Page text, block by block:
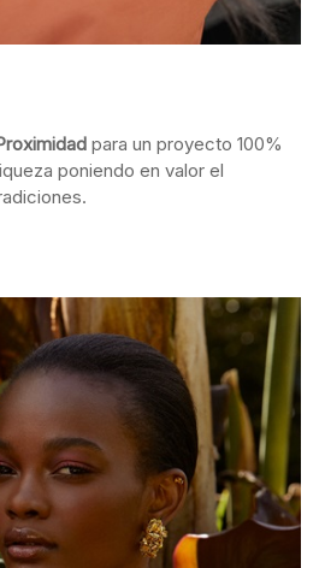
para un proyecto 100%
poniendo en valor el